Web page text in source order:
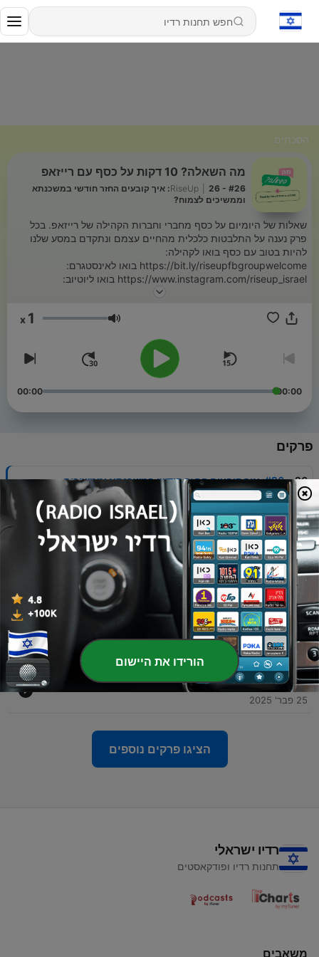
הסכתים
מה השאלה? 10 דקות על כסף עם רייזאפ
RiseUp26 - #26: איך קובעים החזר חודשי במשכנתא
וממשיכים לצמוח?
שאלות של היומיום על כסף מחברי וחברות הקהילה של רייזאפ. בכל
פרק נענה על התלבטות כלכלית מהחיים עצמם ונתקדם במסע שלנו
להיות בטוב עם כסף בואו לקהילה:
https://bit.ly/riseupfbgroupwelcome בואו לאינסטגרם:
https://www.instagram.com/riseup_israel בואו ליוטיוב:
עוצמת שמע 1
00:00
00:00
פרקים
26
-
#26: איך קובעים החזר חודשי במשכנתא וממשיכים
לצמוח?
26 מאי 2025
25
#25: מה החוקים שחייבים להכיר לפני שלוקחים
משכנתא?
06 מאי 2025
#24: 3 דברים לבדוק בדו״ח הפנסיוני שהגיע לאימייל
27 מרץ 2025
#23: מה הם עקרונות הברזל לצמיחה עם כסף?
11 מרץ 2025
22
- #22: איך לחסוך בקלות בעמלות ובריביות בבנקים?
25 פבר' 2025
הציגו פרקים נוספים
רדיו ישראלי
תחנות רדיו ופודקאסטים
משאבים
הורידו את היישום